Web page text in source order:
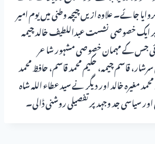
جائے۔ علاوہ ازیں چیچہ وطنی میں یوم امیر
ایک خصوصی نشست عبداللطیف خالد چیمہ
جس کے مہمان خصوصی مشہور شاعر
قاسم چیمہ، حکیم محمد قاسم، حافظ محمد
مغیرہ خالد اور دیگر نے سید عطاء اللہ شاہ
اور سیاسی جد وجہد پر تفصیلی روشنی ڈالی۔